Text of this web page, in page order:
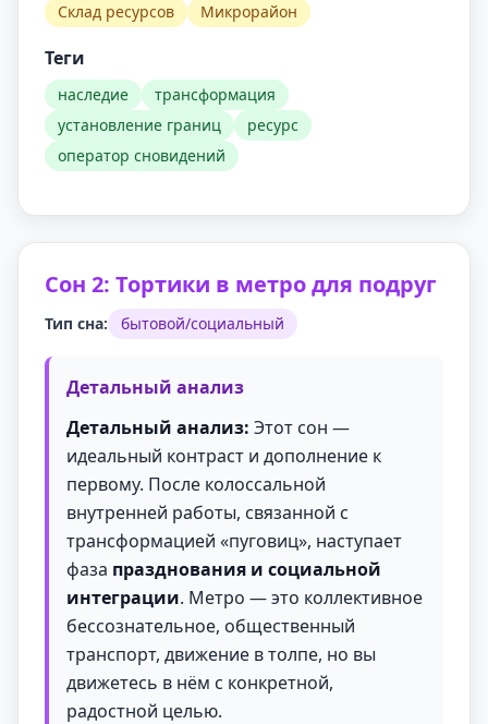
Склад ресурсов
Микрорайон
Теги
наследие
трансформация
установление границ
ресурс
оператор сновидений
Сон 2: Тортики в метро для подруг
Тип сна: бытовой/социальный
Детальный анализ
Детальный анализ: Этот сон —
идеальный контраст и дополнение к
первому. После колоссальной
внутренней работы, связанной с
трансформацией «пуговиц», наступает
фаза празднования и социальной
интеграции. Метро — это коллективное
бессознательное, общественный
транспорт, движение в толпе, но вы
движетесь в нём с конкретной,
радостной целью.